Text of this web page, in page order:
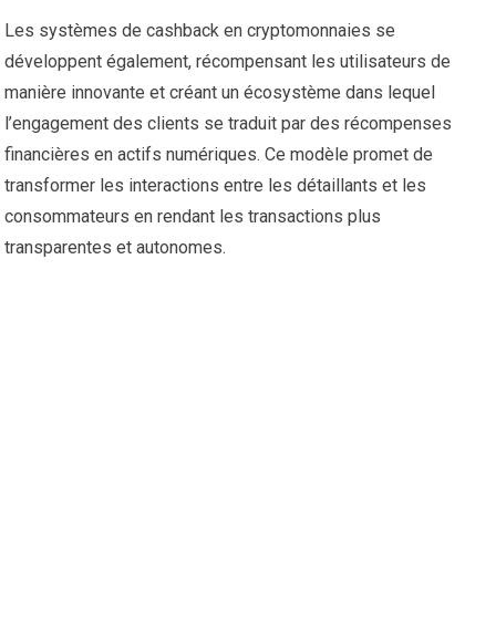
Les systèmes de cashback en cryptomonnaies se
développent également, récompensant les utilisateurs de
manière innovante et créant un écosystème dans lequel
l’engagement des clients se traduit par des récompenses
financières en actifs numériques. Ce modèle promet de
transformer les interactions entre les détaillants et les
consommateurs en rendant les transactions plus
transparentes et autonomes.